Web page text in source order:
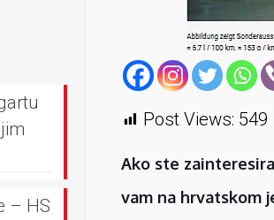
Post Views: 549
Ako ste
vam na hrvatskom
– HS